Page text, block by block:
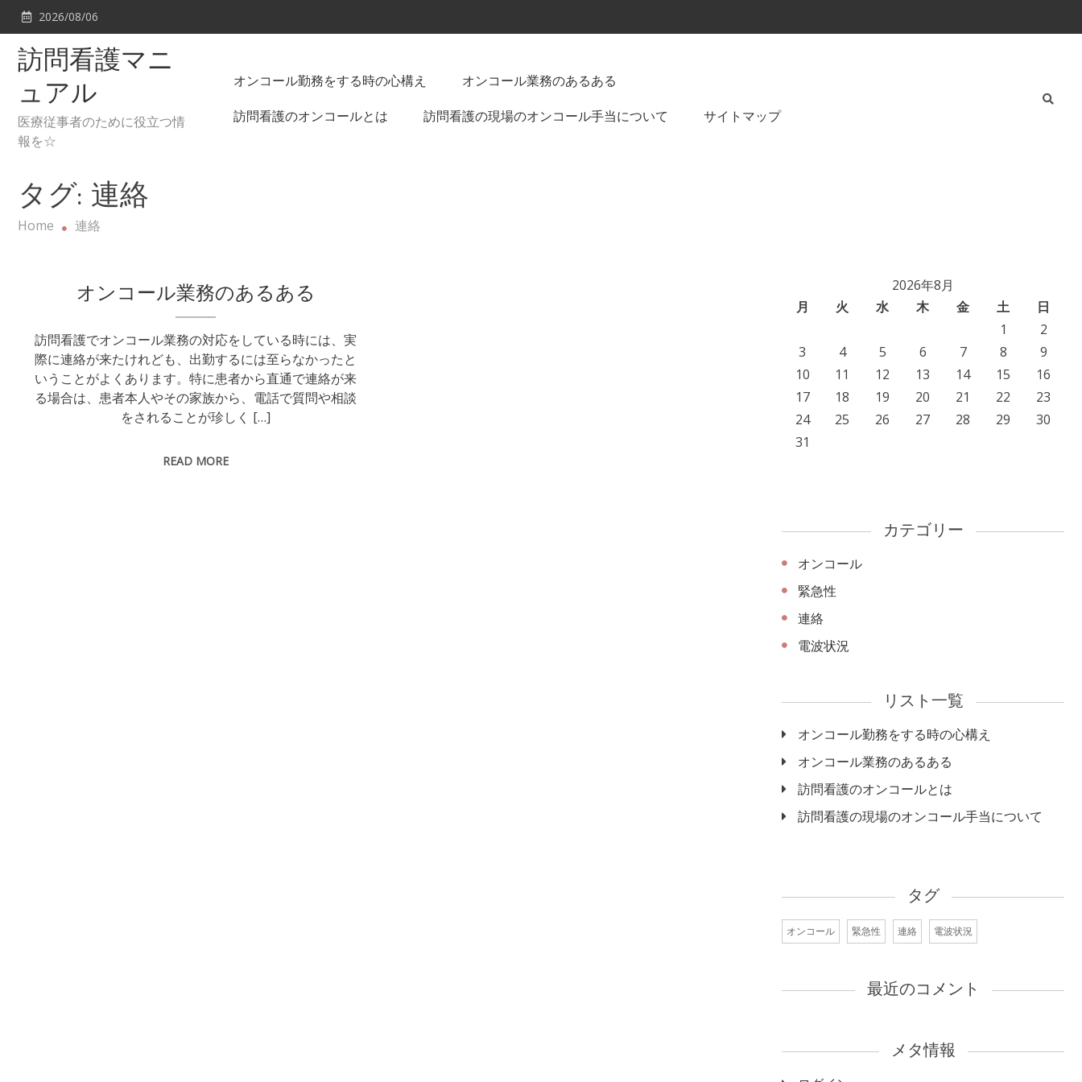
Skip
content
2026/08/06
訪問看護マニ
ュアル
医療従事者のために役立つ情
報を☆
オンコール勤務をする時の心構え
オンコール業務のあるある
訪問看護のオンコールとは
訪問看護の現場のオンコール手当について サイトマップ
タグ: 連絡
Home 連絡
オンコール業務のあるある
訪問看護でオンコール業務の対応をしている時には、実
際に連絡が来たけれども、出勤するには至らなかったと
いうことがよくあります。特に患者から直通で連絡が来
る場合は、患者本人やその家族から、電話で質問や相談
をされることが珍しく […]
READ MORE
2026年8月
月
火 水 木 金 土
日
1
2
3
4 5 6 7 8
9
10
11 12 13 14 15
16
17
18 19 20 21 22
23
24
25 26 27 28 29
30
31
カテゴリー
オンコール
緊急性
連絡
電波状況
リスト一覧
オンコール勤務をする時の心構え
オンコール業務のあるある
訪問看護のオンコールとは
訪問看護の現場のオンコール手当について
タグ
オンコール 緊急性 連絡 電波状況
最近のコメント
メタ情報